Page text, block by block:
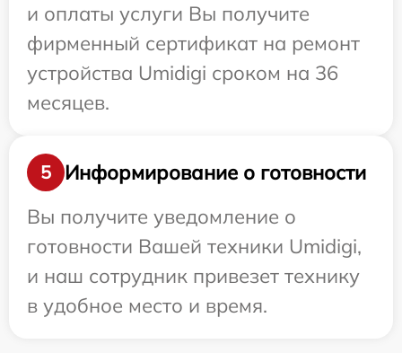
и оплаты услуги Вы получите
фирменный сертификат на ремонт
устройства Umidigi сроком на 36
месяцев.
5
Информирование о готовности
Вы получите уведомление о
готовности Вашей техники Umidigi,
и наш сотрудник привезет технику
в удобное место и время.